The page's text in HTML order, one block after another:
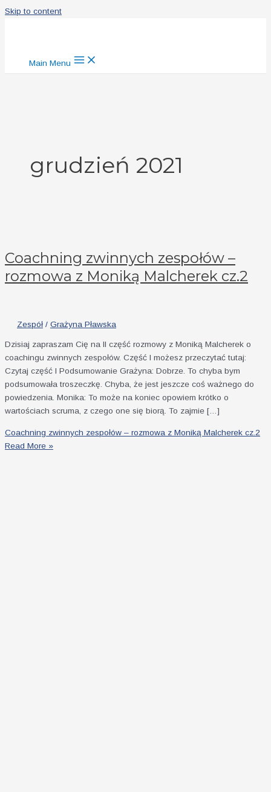
Skip to content
Main Menu
grudzień 2021
Coachning zwinnych zespołów –
rozmowa z Moniką Malcherek cz.2
Zespół / Grażyna Pławska
Dzisiaj zapraszam Cię na II część rozmowy z Moniką Malcherek o
coachingu zwinnych zespołów. Część I możesz przeczytać tutaj:
Czytaj część I Podsumowanie Grażyna: Dobrze. To chyba bym
podsumowała troszeczkę. Chyba, że jest jeszcze coś ważnego do
powiedzenia. Monika: To może na koniec opowiem krótko o
wartościach scruma, z czego one się biorą. To zajmie […]
Coachning zwinnych zespołów – rozmowa z Moniką Malcherek cz.2
Read More »